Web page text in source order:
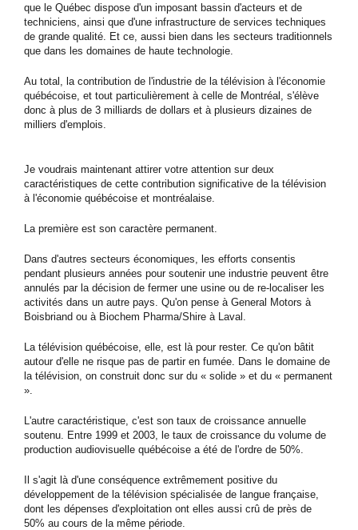
que le Québec dispose d'un imposant bassin d'acteurs et de
techniciens, ainsi que d'une infrastructure de services techniques
de grande qualité. Et ce, aussi bien dans les secteurs traditionnels
que dans les domaines de haute technologie.
Au total, la contribution de l'industrie de la télévision à l'économie
québécoise, et tout particulièrement à celle de Montréal, s'élève
donc à plus de 3 milliards de dollars et à plusieurs dizaines de
milliers d'emplois.
Je voudrais maintenant attirer votre attention sur deux
caractéristiques de cette contribution significative de la télévision
à l'économie québécoise et montréalaise.
La première est son caractère permanent.
Dans d'autres secteurs économiques, les efforts consentis
pendant plusieurs années pour soutenir une industrie peuvent être
annulés par la décision de fermer une usine ou de re-localiser les
activités dans un autre pays. Qu'on pense à General Motors à
Boisbriand ou à Biochem Pharma/Shire à Laval.
La télévision québécoise, elle, est là pour rester. Ce qu'on bâtit
autour d'elle ne risque pas de partir en fumée. Dans le domaine de
la télévision, on construit donc sur du « solide » et du « permanent
».
L'autre caractéristique, c'est son taux de croissance annuelle
soutenu. Entre 1999 et 2003, le taux de croissance du volume de
production audiovisuelle québécoise a été de l'ordre de 50%.
Il s'agit là d'une conséquence extrêmement positive du
développement de la télévision spécialisée de langue française,
dont les dépenses d'exploitation ont elles aussi crû de près de
50% au cours de la même période.